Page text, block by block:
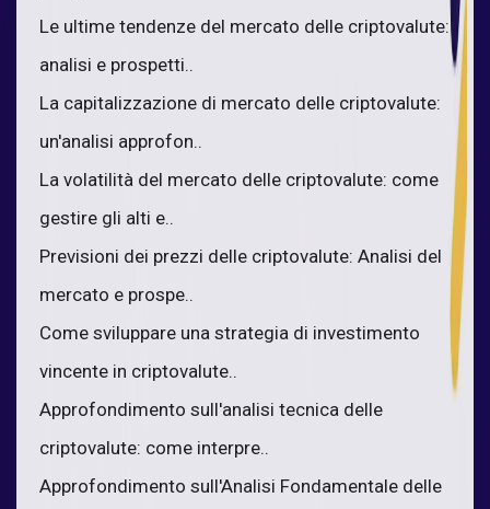
Le ultime tendenze del mercato delle criptovalute:
analisi e prospetti..
La capitalizzazione di mercato delle criptovalute:
un'analisi approfon..
La volatilità del mercato delle criptovalute: come
gestire gli alti e..
Previsioni dei prezzi delle criptovalute: Analisi del
mercato e prospe..
Come sviluppare una strategia di investimento
vincente in criptovalute..
Approfondimento sull'analisi tecnica delle
criptovalute: come interpre..
Approfondimento sull'Analisi Fondamentale delle